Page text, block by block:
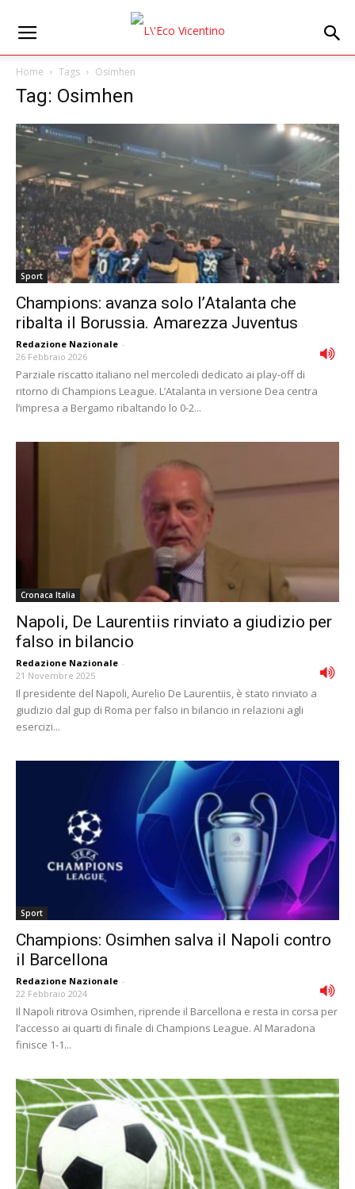
Home Tags Osimhen
Tag: Osimhen
Sport
Champions: avanza solo l’Atalanta che
ribalta il Borussia. Amarezza Juventus
Redazione Nazionale -
26 Febbraio 2026
Parziale riscatto italiano nel mercoledi dedicato ai play-off di
ritorno di Champions League. L’Atalanta in versione Dea centra
l’impresa a Bergamo ribaltando lo 0-2...
Cronaca Italia
Napoli, De Laurentiis rinviato a giudizio per
falso in bilancio
Redazione Nazionale -
21 Novembre 2025
Il presidente del Napoli, Aurelio De Laurentiis, è stato rinviato a
giudizio dal gup di Roma per falso in bilancio in relazioni agli
esercizi...
Sport
Champions: Osimhen salva il Napoli contro
il Barcellona
Redazione Nazionale -
22 Febbraio 2024
Il Napoli ritrova Osimhen, riprende il Barcellona e resta in corsa per
l’accesso ai quarti di finale di Champions League. Al Maradona
finisce 1-1...